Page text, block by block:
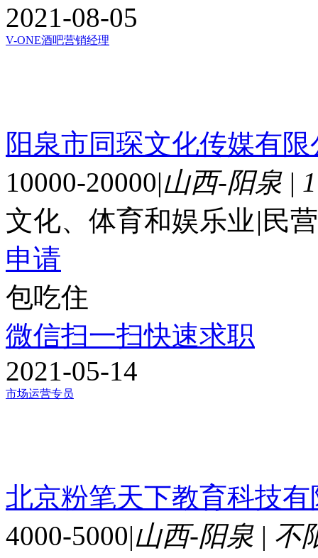
2021-08-05
V-ONE酒吧营销经理
阳泉市同琛文化传媒有限
10000-20000|山西-阳泉 |
文化、体育和娱乐业| 民
申请
包吃住
微信扫一扫快速求职
2021-05-14
市场运营专员
北京粉笔天下教育科技
4000-5000|山西-阳泉 | 不